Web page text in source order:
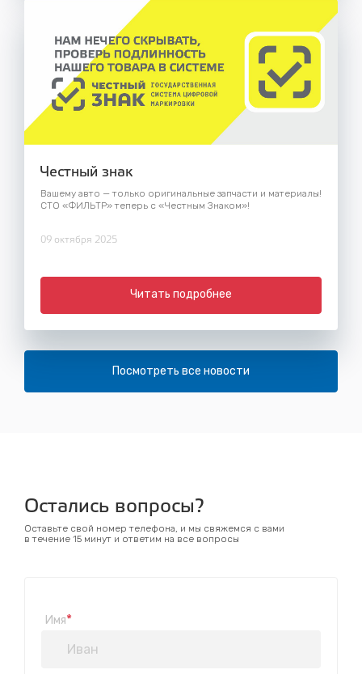
Честный знак
Вашему авто — только оригинальные запчасти и материалы!
СТО «ФИЛЬТР» теперь с «Честным Знаком»!
09 октября 2025
Читать подробнее
Посмотреть все новости
Остались вопросы?
Оставьте свой номер телефона, и мы свяжемся с вами
в течение 15 минут и ответим на все вопросы
Имя*